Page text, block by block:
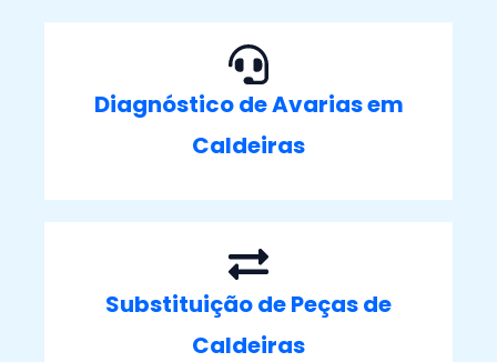
Diagnóstico de Avarias em
Caldeiras
Substituição de Peças de
Caldeiras